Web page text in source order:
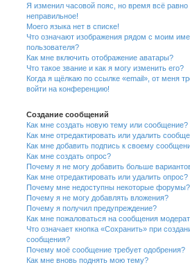
Я изменил часовой пояс, но время всё равно
неправильное!
Моего языка нет в списке!
Что означают изображения рядом с моим
пользователя?
Как мне включить отображение аватары?
Что такое звание и как я могу изменить его?
Когда я щёлкаю по ссылке «email», от меня
войти на конференцию!
Создание сообщений
Как мне создать новую тему или сообщение?
Как мне отредактировать или удалить
Как мне добавить подпись к своему
Как мне создать опрос?
Почему я не могу добавить больше
Как мне отредактировать или удалить опрос?
Почему мне недоступны некоторые форумы?
Почему я не могу добавлять вложения?
Почему я получил предупреждение?
Как мне пожаловаться на сообщения
Что означает кнопка «Сохранить» при
сообщения?
Почему моё сообщение требует одобрения?
Как мне вновь поднять мою тему?